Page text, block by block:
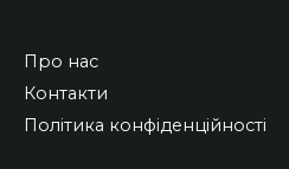
Про нас
Контакти
Політика конфіденційності